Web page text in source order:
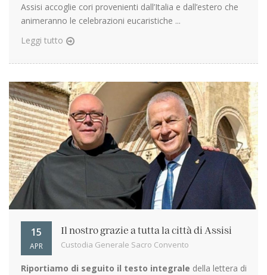
Assisi accoglie cori provenienti dall’Italia e dall’estero che
animeranno le celebrazioni eucaristiche ...
Leggi tutto
15
APR
Il nostro grazie a tutta la città di Assisi
Custodia Generale Sacro Convento
Riportiamo di seguito il testo integrale della lettera di